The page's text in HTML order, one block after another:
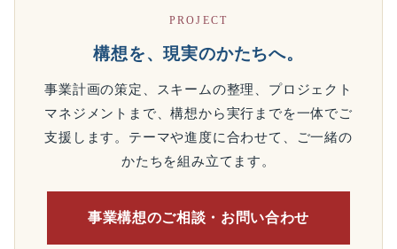
PROJECT
構想を、現実のかたちへ。
事業計画の策定、スキームの整理、プロジェクト
マネジメントまで、構想から実行までを一体でご
支援します。テーマや進度に合わせて、ご一緒の
かたちを組み立てます。
事業構想のご相談・お問い合わせ